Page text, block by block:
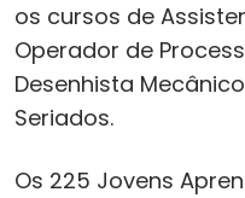
os cursos de
Operador de
Desenhista
Seriados.
Os 225 Jovens